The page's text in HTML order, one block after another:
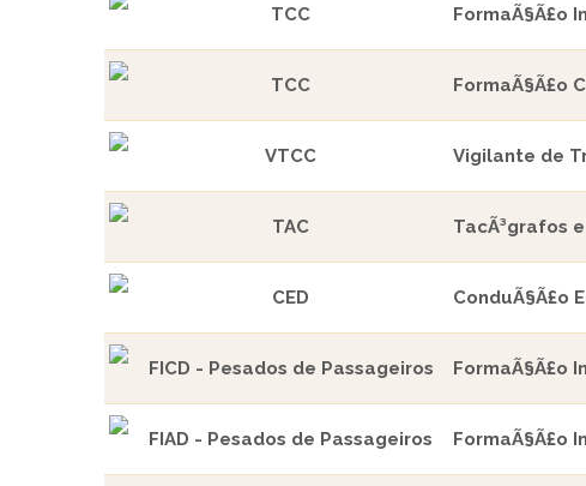
TCC FormaÃ§Ã£o
TCC FormaÃ§Ã£o
VTCC Vigilante de
TAC TacÃ³grafos
CED ConduÃ§Ã£o
FICD - Pesados de Passageiros FormaÃ§Ã£o
FIAD - Pesados de Passageiros FormaÃ§Ã£o